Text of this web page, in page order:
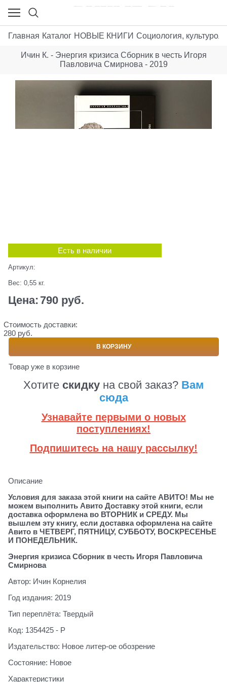
Главная Каталог НОВЫЕ КНИГИ Социология,
Ичин К. - Энергия кризиса Сборник в честь Игоря
Павловича Смирнова - 2019
Есть в наличии
Артикул:
Вес: 0,55 кг.
Цена: 790 руб.
Стоимость доставки:
280 руб.
В КОРЗИНУ
Товар уже в корзине
Хотите скидку на свой заказ? Вам
сюда
Узнавайте первыми о новых
поступлениях!
Подпишитесь на нашу рассылку!
Описание
Условия для заказа этой книги на сайте АВИТО! Мы не
можем выполнить Авито Доставку этой книги, если
доставка оформлена во ВТОРНИК и СРЕДУ. Мы
вышлем эту книгу, если доставка оформлена на сайте
Авито в ЧЕТВЕРГ, ПЯТНИЦУ, СУББОТУ, ВОСКРЕСЕНЬЕ
И ПОНЕДЕЛЬНИК.
Энергия кризиса Сборник в честь Игоря Павловича
Смирнова
Автор: Ичин Корнелия
Год издания: 2019
Тип переплёта: Твердый
Код: 1354425 - Р
Издательство: Новое литер-ое обозрение
Состояние: Новое
Характеристики